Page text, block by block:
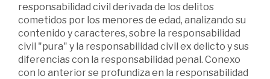
responsabilidad civil derivada de los delitos
cometidos por los menores de edad, analizando su
contenido y caracteres, sobre la responsabilidad
civil "pura" y la responsabilidad civil ex delicto y sus
diferencias con la responsabilidad penal. Conexo
con lo anterior se profundiza en la responsabilidad